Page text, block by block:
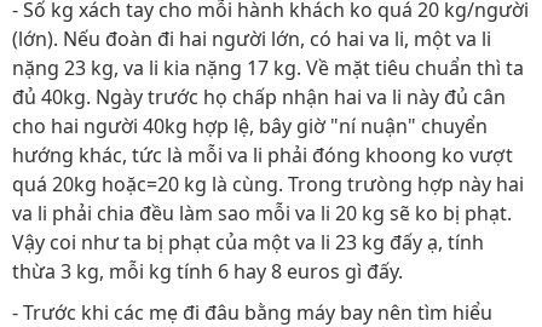
- Số kg xách tay cho mỗi hành khách ko quá 20 kg/người
(lớn). Nếu đoàn đi hai người lớn, có hai va li, một va li
nặng 23 kg, va li kia nặng 17 kg. Về mặt tiêu chuẩn thì ta
đủ 40kg. Ngày trước họ chấp nhận hai va li này đủ cân
cho hai người 40kg hợp lệ, bây giờ "ní nuận" chuyển
hướng khác, tức là mỗi va li phải đóng khoong ko vượt
quá 20kg hoặc=20 kg là cùng. Trong trưòng hợp này hai
va li phải chia đều làm sao mỗi va li 20 kg sẽ ko bị phạt.
Vậy coi như ta bị phạt của một va li 23 kg đấy ạ, tính
thừa 3 kg, mỗi kg tính 6 hay 8 euros gì đấy.
- Trước khi các mẹ đi đâu bằng máy bay nên tìm hiểu